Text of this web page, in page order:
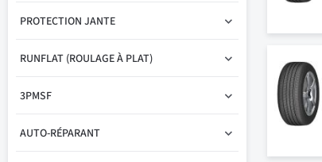
PROTECTION JANTE
RUNFLAT (ROULAGE À PLAT)
3PMSF
AUTO-RÉPARANT